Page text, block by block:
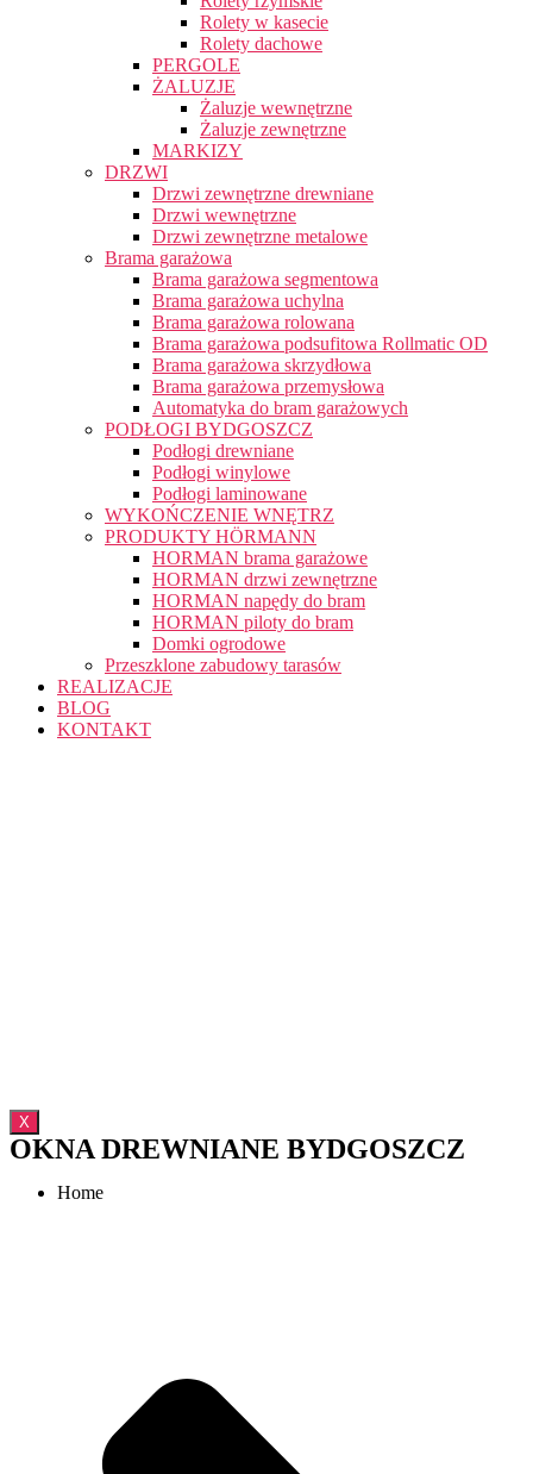
Rolety w kasecie
Rolety dachowe
PERGOLE
ŻALUZJE
Żaluzje wewnętrzne
Żaluzje zewnętrzne
MARKIZY
DRZWI
Drzwi zewnętrzne drewniane
Drzwi wewnętrzne
Drzwi zewnętrzne metalowe
Brama garażowa
Brama garażowa segmentowa
Brama garażowa uchylna
Brama garażowa rolowana
Brama garażowa podsufitowa Rollmatic OD
Brama garażowa skrzydłowa
Brama garażowa przemysłowa
Automatyka do bram garażowych
PODŁOGI BYDGOSZCZ
Podłogi drewniane
Podłogi winylowe
Podłogi laminowane
WYKOŃCZENIE WNĘTRZ
PRODUKTY HÖRMANN
HORMAN brama garażowe
HORMAN drzwi zewnętrzne
HORMAN napędy do bram
HORMAN piloty do bram
Domki ogrodowe
Przeszklone zabudowy tarasów
REALIZACJE
BLOG
KONTAKT
X
OKNA DREWNIANE BYDGOSZCZ
Home